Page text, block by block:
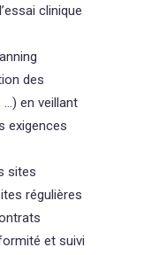
clinique
des
…) en veillant
exigences
sites
régulières
et suivi